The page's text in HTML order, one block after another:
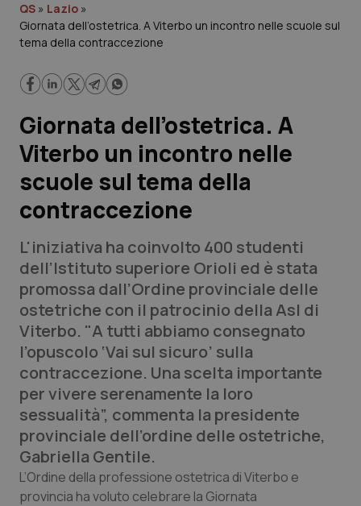
Governo e Parlamento
Regioni e Asl
Lavoro e Professioni
Scienza e Farmaci
Studi e Analisi
Lettere al direttore
Edizioni Regionali
QS Pro
Professionisti Sanitari.AI
Abruzzo
Basilicata
Calabria
QS Pro Gold
Artrite & artrosi
Asma & BPCO
QS Club Newsletter
QS » Lazio »
Giornata dell’ostetrica. A Viterbo un incontro nelle scuole sul
tema della contraccezione
Giornata dell’ostetrica. A
Viterbo un incontro nelle
scuole sul tema della
contraccezione
L'iniziativa ha coinvolto 400 studenti
dell’Istituto superiore Orioli ed è stata
promossa dall’Ordine provinciale delle
ostetriche con il patrocinio della Asl di
Viterbo. "A tutti abbiamo consegnato
l’opuscolo ‘Vai sul sicuro’ sulla
contraccezione. Una scelta importante
per vivere serenamente la loro
sessualità”, commenta la presidente
provinciale dell’ordine delle ostetriche,
Gabriella Gentile.
L’Ordine della professione ostetrica di Viterbo e
provincia ha voluto celebrare la Giornata